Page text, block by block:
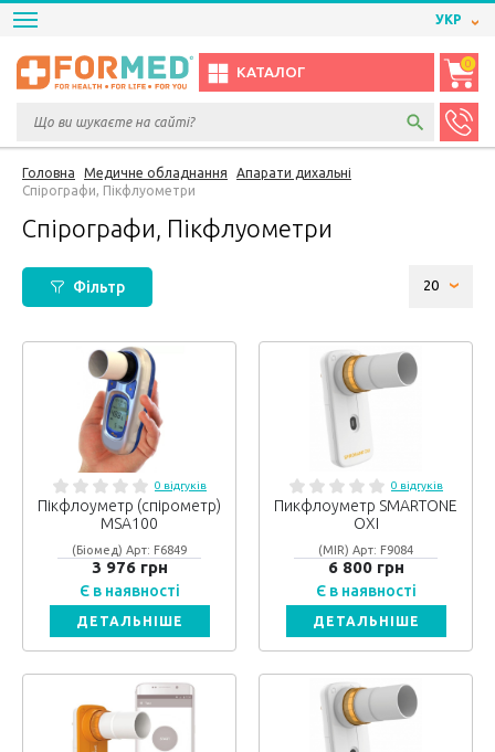
УКР
КАТАЛОГ
0
Головна Медичне обладнання
Апарати дихальні
Спірографи, Пікфлуометри
Спірографи, Пікфлуометри
Фільтр
0 відгуків
Пікфлоуметр (спірометр)
MSA100
(Біомед) Арт: F6849
3 976 грн
Є в наявності
ДЕТАЛЬНІШЕ
0 відгуків
Пикфлоуметр SMARTONE
OXI
(MIR) Арт: F9084
6 800 грн
Є в наявності
ДЕТАЛЬНІШЕ